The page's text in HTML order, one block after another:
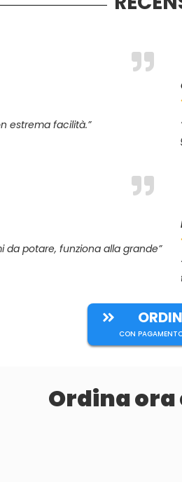
estrema facilità.”
da potare, funziona alla grande”
CON
Ordina ora